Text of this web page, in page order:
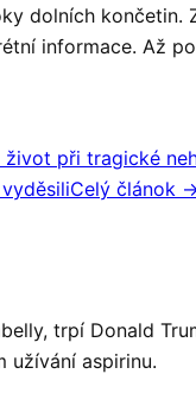
dolních
informace. Až
při tragické
Celý článok
trpí Donald
užívání aspirinu.